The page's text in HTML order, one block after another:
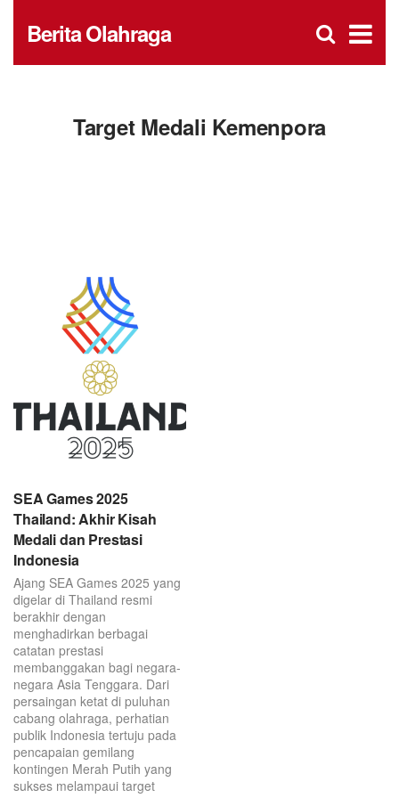
×
Berita Olahraga
Open
Target Medali Kemenpora
SEA Games 2025
Thailand: Akhir Kisah
Medali dan Prestasi
Indonesia
Ajang SEA Games 2025 yang
digelar di Thailand resmi
berakhir dengan
menghadirkan berbagai
catatan prestasi
membanggakan bagi negara-
negara Asia Tenggara. Dari
persaingan ketat di puluhan
cabang olahraga, perhatian
publik Indonesia tertuju pada
pencapaian gemilang
kontingen Merah Putih yang
sukses melampaui target